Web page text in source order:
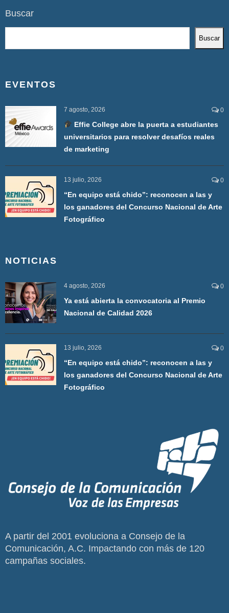
Buscar
Buscar
EVENTOS
7 agosto, 2026 0
Effie College abre la puerta a estudiantes
universitarios para resolver desafíos reales
de marketing
13 julio, 2026 0
“En equipo está chido”: reconocen a las y
los ganadores del Concurso Nacional de Arte
Fotográfico
NOTICIAS
4 agosto, 2026 0
Ya está abierta la convocatoria al Premio
Nacional de Calidad 2026
13 julio, 2026 0
“En equipo está chido”: reconocen a las y
los ganadores del Concurso Nacional de Arte
Fotográfico
A partir del 2001 evoluciona a Consejo de la
Comunicación, A.C. Impactando con más de 120
campañas sociales.